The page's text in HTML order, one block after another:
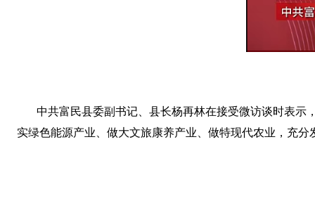
中共富民县委副书记、县长杨再林在接受微访谈时表示
实绿色能源产业、做大文旅康养产业、做特现代农业，充